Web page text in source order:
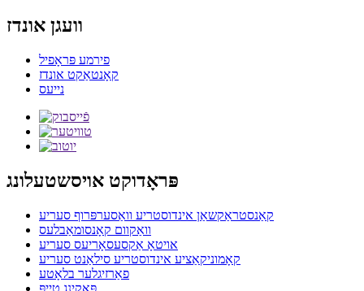
וועגן אונדז
פירמע פּראָפיל
קאָנטאַקט אונדז
נייעס
פּראָדוקט אויסשטעלונג
קאַנסטראַקשאַן אינדוסטריע וואַסערפּרוף סעריע
וואַקוום קאָנסומאַבלעס
אויטאָ אַקסעסאָריעס סעריע
קאָמוניקאַציע אינדוסטריע סילאַנט סעריע
פאַרזיגלער בלאָטע
פּאַקינג טייפּ